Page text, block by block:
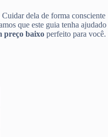
dela de forma consciente
que este guia tenha ajudado
preço baixo perfeito para você.